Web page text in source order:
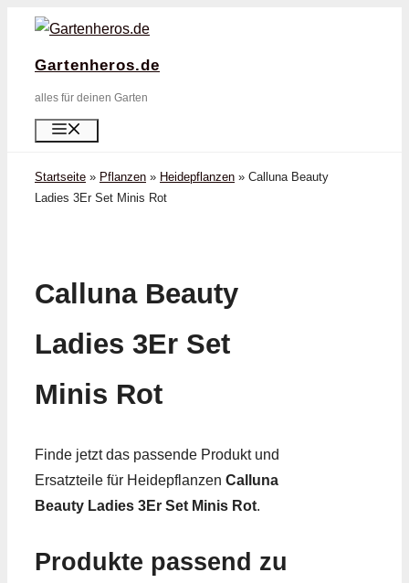
Zum
springen
Gartenheros.de
alles für deinen Garten
Startseite » Pflanzen » Heidepflanzen » Calluna Beauty
Ladies 3Er Set Minis Rot
Calluna Beauty
Ladies 3Er Set
Minis Rot
Finde jetzt das passende Produkt und
Ersatzteile für Heidepflanzen Calluna
Beauty Ladies 3Er Set Minis Rot.
Produkte passend zu